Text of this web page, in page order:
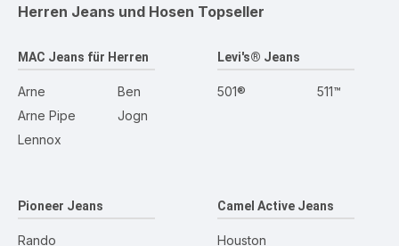
Herren Jeans und Hosen Topseller
MAC Jeans für Herren
Arne
Arne Pipe
Lennox
Ben
Jogn
Levi's® Jeans
501® 511™
Pioneer Jeans
Rando
Camel Active Jeans
Houston